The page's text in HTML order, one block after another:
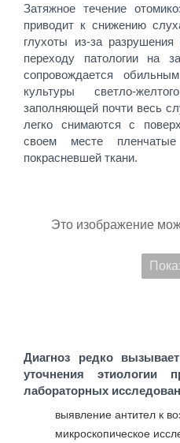
Затяжное течение
приводит к снижению
глухоты из-за
переходу патологии на
сопровождается
культуры светло-
заполняющей почти весь
легко снимаются с
своем месте
покрасневшей ткани.
Это изображение
Диагноз редко
уточнения этиологии
лабораторных
выявление антител к
микроскопическое